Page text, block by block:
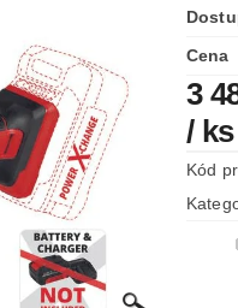
Cena
3
/ ks
Kód